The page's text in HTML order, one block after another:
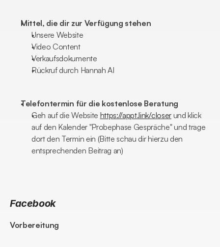
Mittel, die dir zur Verfügung stehen
Unsere Website
Video Content
Verkaufsdokumente
Rückruf durch Hannah AI
Telefontermin für die kostenlose Beratung
Geh auf die Website https://appt.link/closer und klick
auf den Kalender "Probephase Gespräche" und trage
dort den Termin ein (Bitte schau dir hierzu den
entsprechenden Beitrag an)
Facebook
Vorbereitung